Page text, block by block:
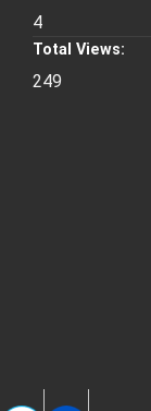
4
Total Views:
249